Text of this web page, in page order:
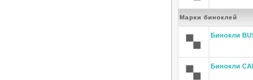
Марки биноклей
Бинокли
Бинокли